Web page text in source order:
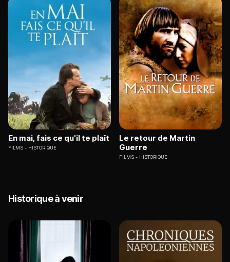
En mai, fais ce qu'il te plaît
FILMS HISTORIQUE
Le retour de Martin
Guerre
FILMS HISTORIQUE
Historique à venir